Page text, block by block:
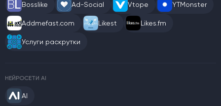
Bosslike Ad-Social Vtope YTMonster
Addmefast.com Likest Likes.fm
Услуги раскрутки
НЕЙРОСЕТИ AI
AI